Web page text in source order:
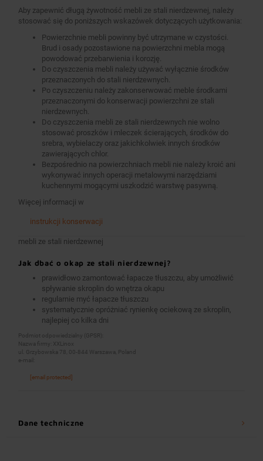
Aby zapewnić długą żywotność mebli ze stali nierdzewnej, należy
stosować się do poniższych wskazówek dotyczących użytkowania:
Powierzchnie mebli powinny być utrzymane w czystości.
Brud i osady pozostawione na powierzchni mebla mogą
powodować przebarwienia i korozję.
Do czyszczenia mebli należy używać wyłącznie środków
przeznaczonych do stali nierdzewnych.
Po czyszczeniu należy zakonserwować meble środkami
przeznaczonymi do konserwacji powierzchni ze stali
nierdzewnych.
Do czyszczenia mebli ze stali nierdzewnych nie wolno
stosować proszków i mleczek ścierających, środków do
srebra, wybielaczy oraz jakichkolwiek innych środków
zawierających chlor.
Bezpośrednio na powierzchniach mebli nie należy kroić ani
wykonywać innych operacji metalowymi narzędziami
kuchennymi mogącymi uszkodzić warstwę pasywną.
Więcej informacji w
instrukcji konserwacji
mebli ze stali nierdzewnej
Jak dbać o okap ze stali nierdzewnej?
prawidłowo zamontować łapacze tłuszczu, aby umożliwić
spływanie skroplin do wnętrza okapu
regularnie myć łapacze tłuszczu
systematycznie opróżniać rynienkę ociekową ze skroplin,
najlepiej co kilka dni
Podmiot odpowiedzialny (GPSR):
Nazwa firmy: XXLinox
ul. Grzybowska 78, 00-844 Warszawa, Poland
e-mail:
[email protected]
Dane techniczne